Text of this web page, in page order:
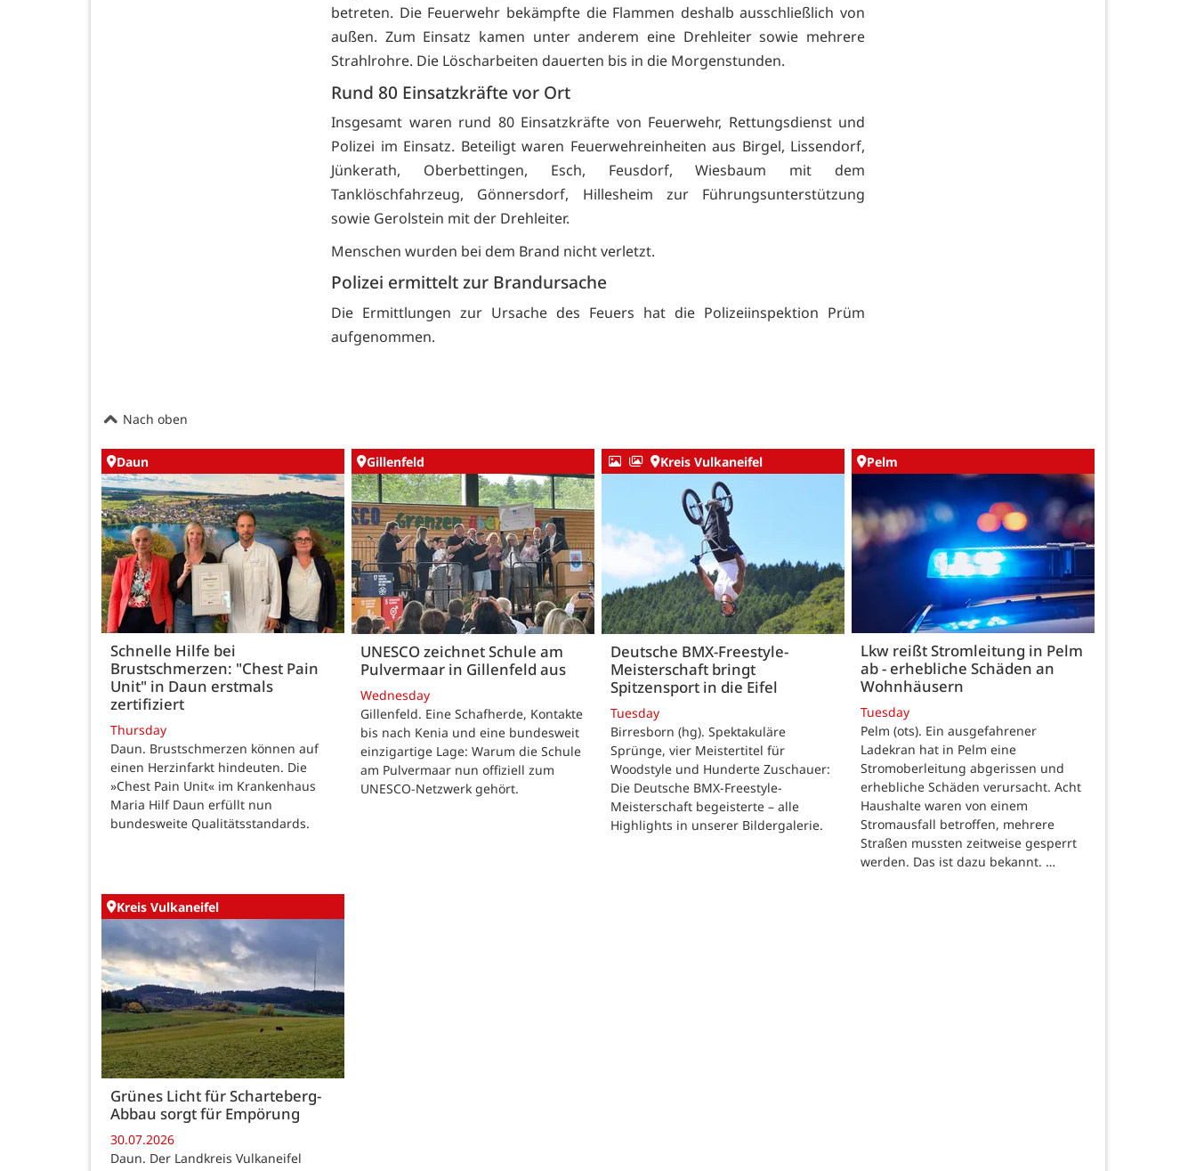
betreten. Die Feuerwehr bekämpfte die Flammen deshalb ausschließlich von
außen. Zum Einsatz kamen unter anderem eine Drehleiter sowie mehrere
Strahlrohre. Die Löscharbeiten dauerten bis in die Morgenstunden.
Rund 80 Einsatzkräfte vor Ort
Insgesamt waren rund 80 Einsatzkräfte von Feuerwehr, Rettungsdienst und
Polizei im Einsatz. Beteiligt waren Feuerwehreinheiten aus Birgel, Lissendorf,
Jünkerath, Oberbettingen, Esch, Feusdorf, Wiesbaum mit dem
Tanklöschfahrzeug, Gönnersdorf, Hillesheim zur Führungsunterstützung
sowie Gerolstein mit der Drehleiter.
Menschen wurden bei dem Brand nicht verletzt.
Polizei ermittelt zur Brandursache
Die Ermittlungen zur Ursache des Feuers hat die Polizeiinspektion Prüm
aufgenommen.
Nach oben
Daun
Schnelle Hilfe bei
Brustschmerzen: "Chest Pain
Unit" in Daun erstmals
zertifiziert
Thursday
Daun. Brustschmerzen können auf
einen Herzinfarkt hindeuten. Die
»Chest Pain Unit« im Krankenhaus
Maria Hilf Daun erfüllt nun
bundesweite Qualitätsstandards.
Gillenfeld
UNESCO zeichnet Schule am
Pulvermaar in Gillenfeld aus
Wednesday
Gillenfeld. Eine Schafherde, Kontakte
bis nach Kenia und eine bundesweit
einzigartige Lage: Warum die Schule
am Pulvermaar nun offiziell zum
UNESCO-Netzwerk gehört.
Kreis Vulkaneifel
Deutsche BMX-Freestyle-
Meisterschaft bringt
Spitzensport in die Eifel
Tuesday
Birresborn (hg). Spektakuläre
Sprünge, vier Meistertitel für
Woodstyle und Hunderte Zuschauer:
Die Deutsche BMX-Freestyle-
Meisterschaft begeisterte – alle
Highlights in unserer Bildergalerie.
Pelm
Lkw reißt Stromleitung in Pelm
ab - erhebliche Schäden an
Wohnhäusern
Tuesday
Pelm (ots). Ein ausgefahrener
Ladekran hat in Pelm eine
Stromoberleitung abgerissen und
erhebliche Schäden verursacht. Acht
Haushalte waren von einem
Stromausfall betroffen, mehrere
Straßen mussten zeitweise gesperrt
werden. Das ist dazu bekannt. …
Kreis Vulkaneifel
Grünes Licht für Scharteberg-
Abbau sorgt für Empörung
30.07.2026
Daun. Der Landkreis Vulkaneifel